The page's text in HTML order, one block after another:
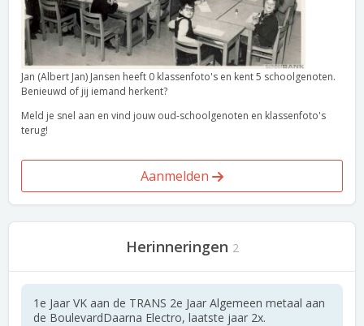
Jan (Albert Jan) Jansen heeft 0 klassenfoto's en kent 5 schoolgenoten.
Benieuwd of jij iemand herkent?
Meld je snel aan en vind jouw oud-schoolgenoten en klassenfoto's
terug!
Aanmelden
Herinneringen 2
1e Jaar VK aan de TRANS 2e Jaar Algemeen metaal aan
de BoulevardDaarna Electro, laatste jaar 2x.